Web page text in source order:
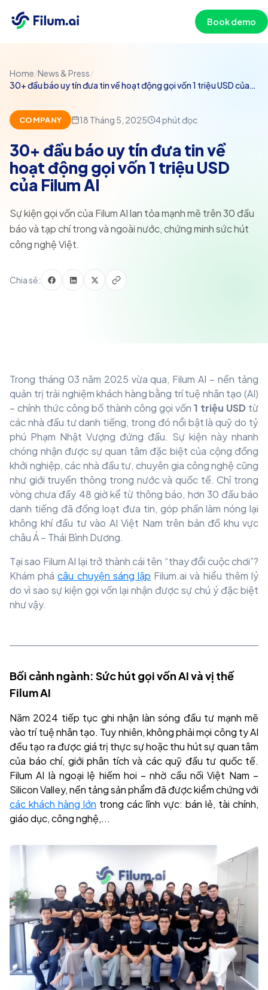
Book demo
Home/News & Press/
30+ đầu báo uy tín đưa tin về hoạt động gọi vốn 1 triệu USD của
COMPANY 18 Tháng 5, 2025 4phút đọc
30+ đầu báo uy tín đưa tin về
hoạt động gọi vốn 1 triệu USD
của Filum AI
Sự kiện gọi vốn của Filum AI lan tỏa mạnh mẽ trên 30 đầu
báo và tạp chí trong và ngoài nước, chứng minh sức hút
công nghệ Việt.
Chia sẻ:
Trong tháng 03 năm 2025 vừa qua, Filum AI – nền tảng
quản trị trải nghiệm khách hàng bằng trí tuệ nhân tạo (AI)
– chính thức công bố thành công gọi vốn 1 triệu USD từ
các nhà đầu tư danh tiếng, trong đó nổi bật là quỹ do tỷ
phú Phạm Nhật Vượng đứng đầu. Sự kiện này nhanh
chóng nhận được sự quan tâm đặc biệt của cộng đồng
khởi nghiệp, các nhà đầu tư, chuyên gia công nghệ cũng
như giới truyền thông trong nước và quốc tế. Chỉ trong
vòng chưa đầy 48 giờ kể từ thông báo, hơn 30 đầu báo
danh tiếng đã đồng loạt đưa tin, góp phần làm nóng lại
không khí đầu tư vào AI Việt Nam trên bản đồ khu vực
châu Á – Thái Bình Dương.
Tại sao Filum AI lại trở thành cái tên “thay đổi cuộc chơi”?
Khám phácâu chuyện sáng lập Filum.ai và hiểu thêm lý
do vì sao sự kiện gọi vốn lại nhận được sự chú ý đặc biệt
như vậy.
Bối cảnh ngành: Sức hút gọi vốn AI và vị thế
Filum AI
Năm 2024 tiếp tục ghi nhận làn sóng đầu tư mạnh mẽ
vào trí tuệ nhân tạo. Tuy nhiên, không phải mọi công ty AI
đều tạo ra được giá trị thực sự hoặc thu hút sự quan tâm
của báo chí, giới phân tích và các quỹ đầu tư quốc tế.
Filum AI là ngoại lệ hiếm hoi – nhờ cầu nối Việt Nam –
Silicon Valley, nền tảng sản phẩm đã được kiểm chứng với
các khách hàng lớn trong các lĩnh vực: bán lẻ, tài chính,
giáo dục, công nghệ,...